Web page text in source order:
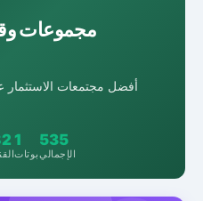
مجموعات
أفضل مجتمعات الاستثمار
1
بوتات
535
الإجمالي